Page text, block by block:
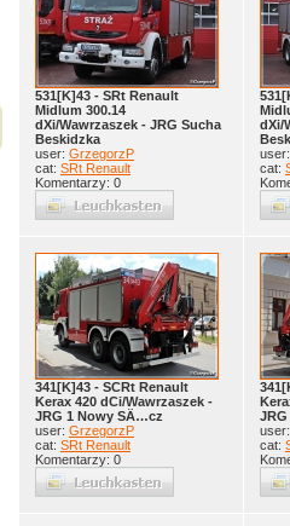
531[K]43 - SRt Renault
Midlum 300.14
dXi/Wawrzaszek - JRG Sucha
Beskidzka
user: GrzegorzP
cat: SRt Renault
Komentarzy: 0
dXi/
cat:
341[K]43 - SCRt Renault
Kerax 420 dCi/Wawrzaszek -
JRG 1 Nowy SÄ…cz
user: GrzegorzP
cat: SRt Renault
Komentarzy: 0
cat: